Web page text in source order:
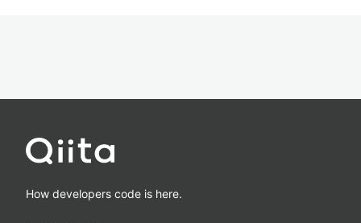
How developers code is here.